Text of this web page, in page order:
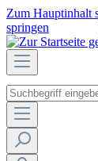
Zum Hauptinhalt
springen